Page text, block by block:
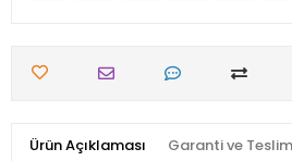
Ürün Açıklaması Garanti ve